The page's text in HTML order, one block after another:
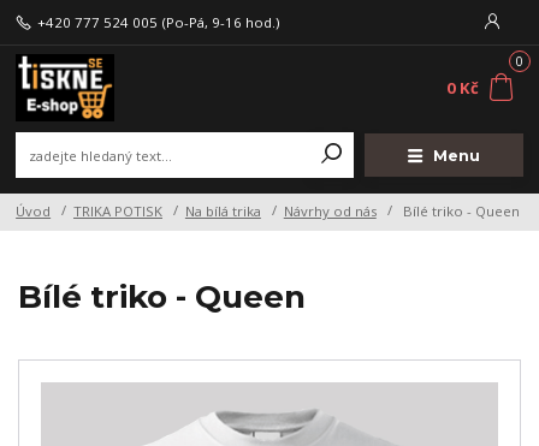
Menu
+420 777 524 005 (Po-Pá, 9-16 hod.)
0
0 Kč
Úvod TRIKA POTISK Na bílá trika Návrhy od nás Bílé triko - Queen
Bílé triko - Queen